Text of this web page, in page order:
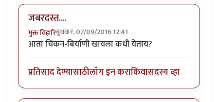
जबरदस्त....
मुक्त विहारिबुधवार, 07/09/2016 12:41
आता चिकन-बिर्याणी खायला कधी येताय?
प्रतिसाद देण्यासाठीलॉग इन कराकिंवासदस्य व्हा